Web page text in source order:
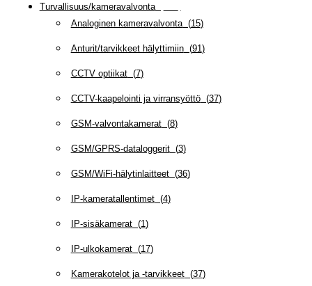
Turvallisuus/kameravalvonta(
Analoginen kameravalvonta(15)
Anturit/tarvikkeet hälyttimiin(91 )
CCTV optiikat(7)
CCTV-kaapelointi ja virransyöttö(37)
GSM-valvontakamerat(8)
GSM/GPRS-dataloggerit(3)
GSM/WiFi-hälytinlaitteet(36)
IP-kameratallentimet(4)
IP-sisäkamerat(1 )
IP-ulkokamerat(17)
Kamerakotelot ja -tarvikkeet(37)